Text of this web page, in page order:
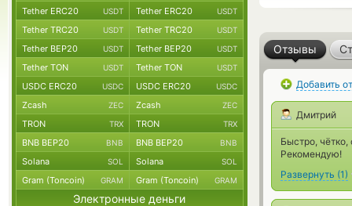
Отзывы
Добавить
Дмитрий
Быстро,
Рекомендую!
Развернуть (1)
Tether ERC20 USDT Tether ERC20 USDT
Tether TRC20 USDT Tether TRC20 USDT
Tether BEP20 USDT Tether BEP20 USDT
Tether TON USDT Tether TON USDT
USDC ERC20 USDC USDC ERC20 USDC
Zcash ZEC Zcash ZEC
TRON TRX TRON TRX
BNB BEP20 BNB BNB BEP20 BNB
Solana SOL Solana SOL
Gram (Toncoin) GRAM Gram (Toncoin) GRAM
Электронные деньги